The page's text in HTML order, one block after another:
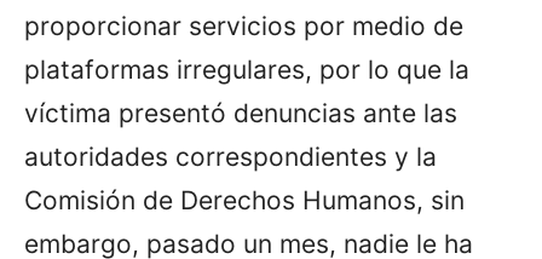
proporcionar servicios por medio de
plataformas irregulares, por lo que la
víctima presentó denuncias ante las
autoridades correspondientes y la
Comisión de Derechos Humanos, sin
embargo, pasado un mes, nadie le ha